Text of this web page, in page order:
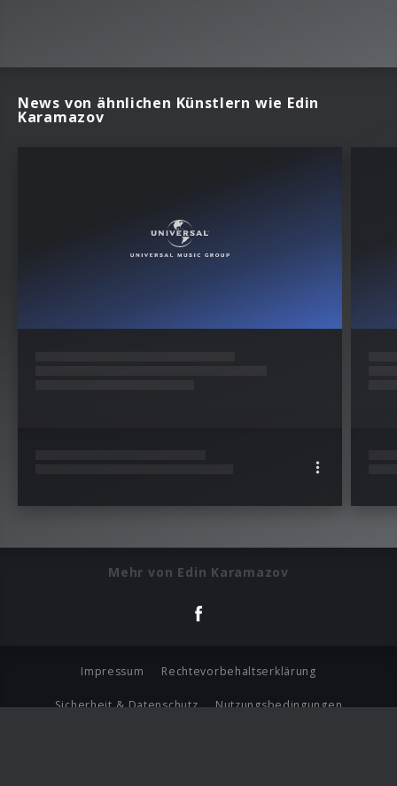
News von ähnlichen Künstlern wie Edin
Karamazov
Mehr von Edin Karamazov
Impressum Rechtevorbehaltserklärung
Sicherheit & Datenschutz Nutzungsbedingungen